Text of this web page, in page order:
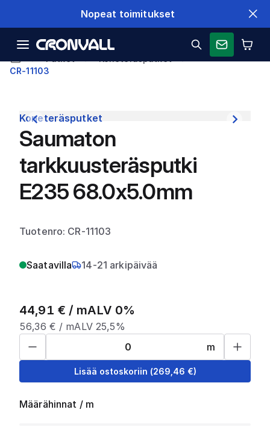
Nopeat toimitukset
CR-11103
Koneteräsputket
Saumaton
tarkkuusteräsputki
E235 68.0x5.0mm
Tuotenro: CR-11103
Saatavilla 14-21 arkipäivää
44,91 € / mALV 0%
56,36 € / mALV 25,5%
m
Lisää ostoskoriin (269,46 €)
Määrähinnat / m